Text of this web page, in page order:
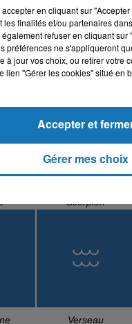
Scorpion
Verseau
en cliquant sur
les finalités et/ou partenaires
refuser en cliquant sur
préférences ne s'appliqueront
à jour vos choix, ou retirer votre
lien "Gérer les cookies" situé en
Gérer mes choix
Accepter et